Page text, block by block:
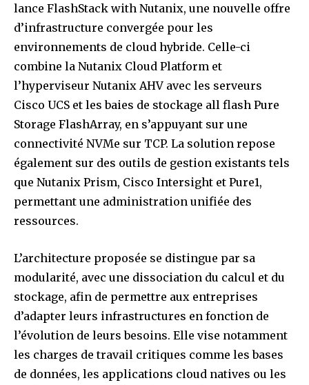
lance FlashStack with Nutanix, une nouvelle offre
d’infrastructure convergée pour les
environnements de cloud hybride. Celle-ci
combine la Nutanix Cloud Platform et
l’hyperviseur Nutanix AHV avec les serveurs
Cisco UCS et les baies de stockage all flash Pure
Storage FlashArray, en s’appuyant sur une
connectivité NVMe sur TCP. La solution repose
également sur des outils de gestion existants tels
que Nutanix Prism, Cisco Intersight et Pure1,
permettant une administration unifiée des
ressources.
L’architecture proposée se distingue par sa
modularité, avec une dissociation du calcul et du
stockage, afin de permettre aux entreprises
d’adapter leurs infrastructures en fonction de
l’évolution de leurs besoins. Elle vise notamment
les charges de travail critiques comme les bases
de données, les applications cloud natives ou les